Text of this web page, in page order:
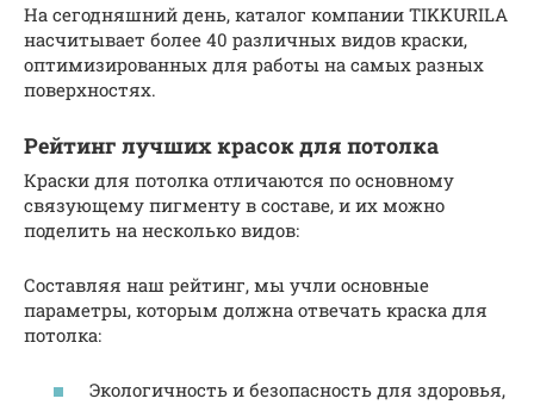
На сегодняшний день, каталог компании TIKKURILA
насчитывает более 40 различных видов краски,
оптимизированных для работы на самых разных
поверхностях.
Рейтинг лучших красок для потолка
Краски для потолка отличаются по основному
связующему пигменту в составе, и их можно
поделить на несколько видов:
Составляя наш рейтинг, мы учли основные
параметры, которым должна отвечать краска для
потолка:
Экологичность и безопасность для здоровья,